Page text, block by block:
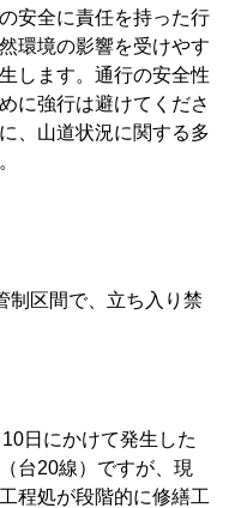
安全に責任を持った行
環境の影響を受けやす
します。通行の安全性
に強行は避けてくださ
、山道状況に関する多
制区間で、立ち入り禁
日にかけて発生した
台20線）ですが、現
程処が段階的に修繕工